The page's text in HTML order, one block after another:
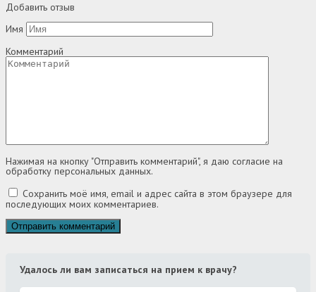
Добавить отзыв
Имя
Комментарий
Нажимая на кнопку "Отправить комментарий", я даю согласие на
обработку персональных данных.
Сохранить моё имя, email и адрес сайта в этом браузере для
последующих моих комментариев.
Удалось ли вам записаться на прием к врачу?